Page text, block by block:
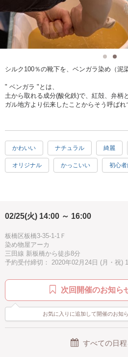
シルク100％の靴下を、ベンガラ染め（泥
" ベンガラ "とは、
土から取れる成分(酸化鉄)で、紅殻、弁柄
ガル地方より伝来したことからそう呼ばれ
防腐の機能性から家屋のベンガラ塗りと
天然素材の心地よいシルク靴下を、薬品を
良いベンガラ染めで、愛着ある一足を染め
輪ゴムを使って模様を作ります。
シルク靴下はレディースＭサイズです。
ご用意する靴下は、綿のようなざっくり
ゆったりで気持ち良い素材なのでルーム
自然の恵みだけでつくる世界で一つだけの
お洋服好きな方や、
草木染めが好きな方におすすめします。
かわいい ナチュラル 綺麗
オリジナル かっこいい 初心者
秋 伝統工芸 シニア歓迎
グリーン イェロー
徒歩10分以内 手ぶらOK
02/25(火) 14:00 ～ 16:00
板橋区板橋3-35-1-1Ｆ
染め物屋アーカ
三田線 新板橋から徒歩8分
予約受付締切： 2020年02月24日 (月・祝)
次回開催のお知ら
お気に入りに追加して開催のお知
すべての日